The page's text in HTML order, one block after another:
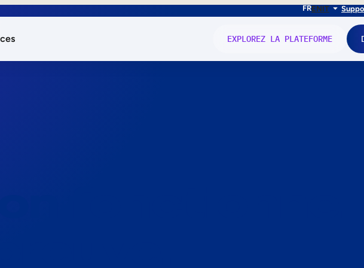
FRENIT
EXPLOREZ LA PLATEFORME